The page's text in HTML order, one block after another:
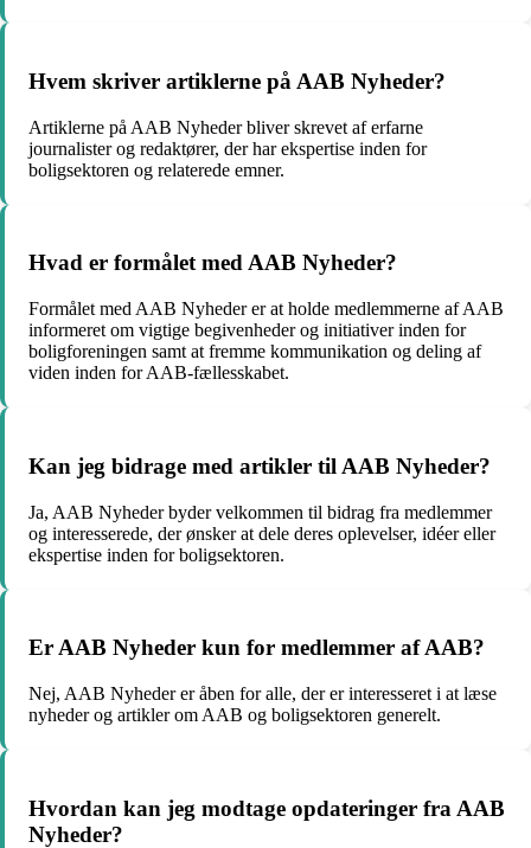
Hvem skriver artiklerne på AAB Nyheder?
Artiklerne på AAB Nyheder bliver skrevet af erfarne
journalister og redaktører, der har ekspertise inden for
boligsektoren og relaterede emner.
Hvad er formålet med AAB Nyheder?
Formålet med AAB Nyheder er at holde medlemmerne af AAB
informeret om vigtige begivenheder og initiativer inden for
boligforeningen samt at fremme kommunikation og deling af
viden inden for AAB-fællesskabet.
Kan jeg bidrage med artikler til AAB Nyheder?
Ja, AAB Nyheder byder velkommen til bidrag fra medlemmer
og interesserede, der ønsker at dele deres oplevelser, idéer eller
ekspertise inden for boligsektoren.
Er AAB Nyheder kun for medlemmer af AAB?
Nej, AAB Nyheder er åben for alle, der er interesseret i at læse
nyheder og artikler om AAB og boligsektoren generelt.
Hvordan kan jeg modtage opdateringer fra AAB
Nyheder?